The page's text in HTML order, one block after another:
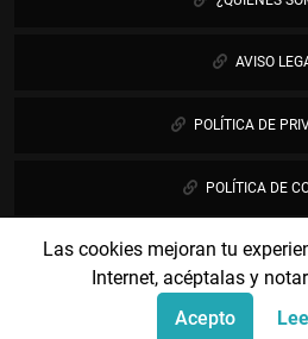
Las cookies mejoran tu
Internet, acéptalas y
Acepto
AVISO
POLÍTICA DE
POLÍTICA DE